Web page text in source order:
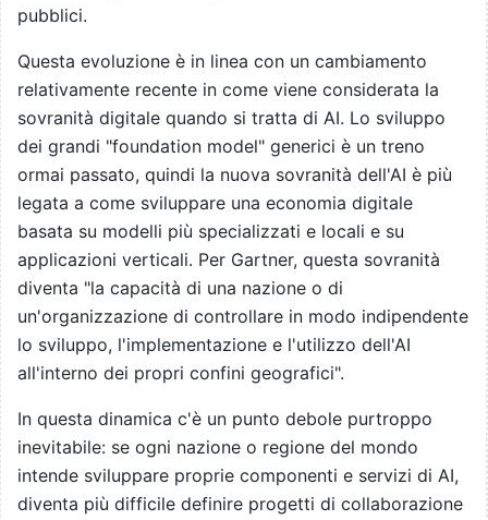
pubblici.
Questa evoluzione è in linea con un cambiamento
relativamente recente in come viene considerata la
sovranità digitale quando si tratta di AI. Lo sviluppo
dei grandi "foundation model" generici è un treno
ormai passato, quindi la nuova sovranità dell'AI è più
legata a come sviluppare una economia digitale
basata su modelli più specializzati e locali e su
applicazioni verticali. Per Gartner, questa sovranità
diventa "la capacità di una nazione o di
un'organizzazione di controllare in modo indipendente
lo sviluppo, l'implementazione e l'utilizzo dell'AI
all'interno dei propri confini geografici".
In questa dinamica c'è un punto debole purtroppo
inevitabile: se ogni nazione o regione del mondo
intende sviluppare proprie componenti e servizi di AI,
diventa più difficile definire progetti di collaborazione